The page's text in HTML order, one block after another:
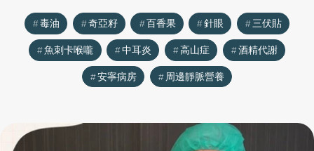
毒油 奇亞籽 百香果 針眼
三伏貼
魚刺卡喉嚨
中耳炎 高山症
酒精代謝
安寧病房
周邊靜脈營養